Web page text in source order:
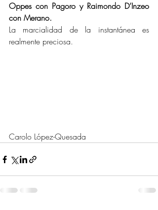
Oppes con Pagoro y Raimondo D’Inzeo
con Merano.
La marcialidad de la instantánea es
realmente preciosa.
Carolo López-Quesada